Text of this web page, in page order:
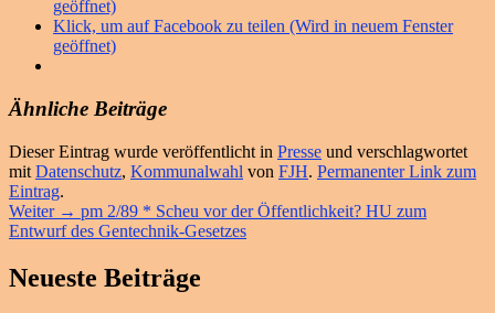
geöffnet)
Klick, um auf Facebook zu teilen (Wird in neuem Fenster
geöffnet)
Ähnliche Beiträge
Dieser Eintrag wurde veröffentlicht in Presse und verschlagwortet
mit Datenschutz, Kommunalwahl von FJH. Permanenter Link zum
Eintrag.
Beitragsnavigation
Weiter → Nächster
Beitrag:
pm 2/89 * Scheu vor der Öffentlichkeit? HU zum
Entwurf des Gentechnik-Gesetzes
Primärer
Neueste Beiträge